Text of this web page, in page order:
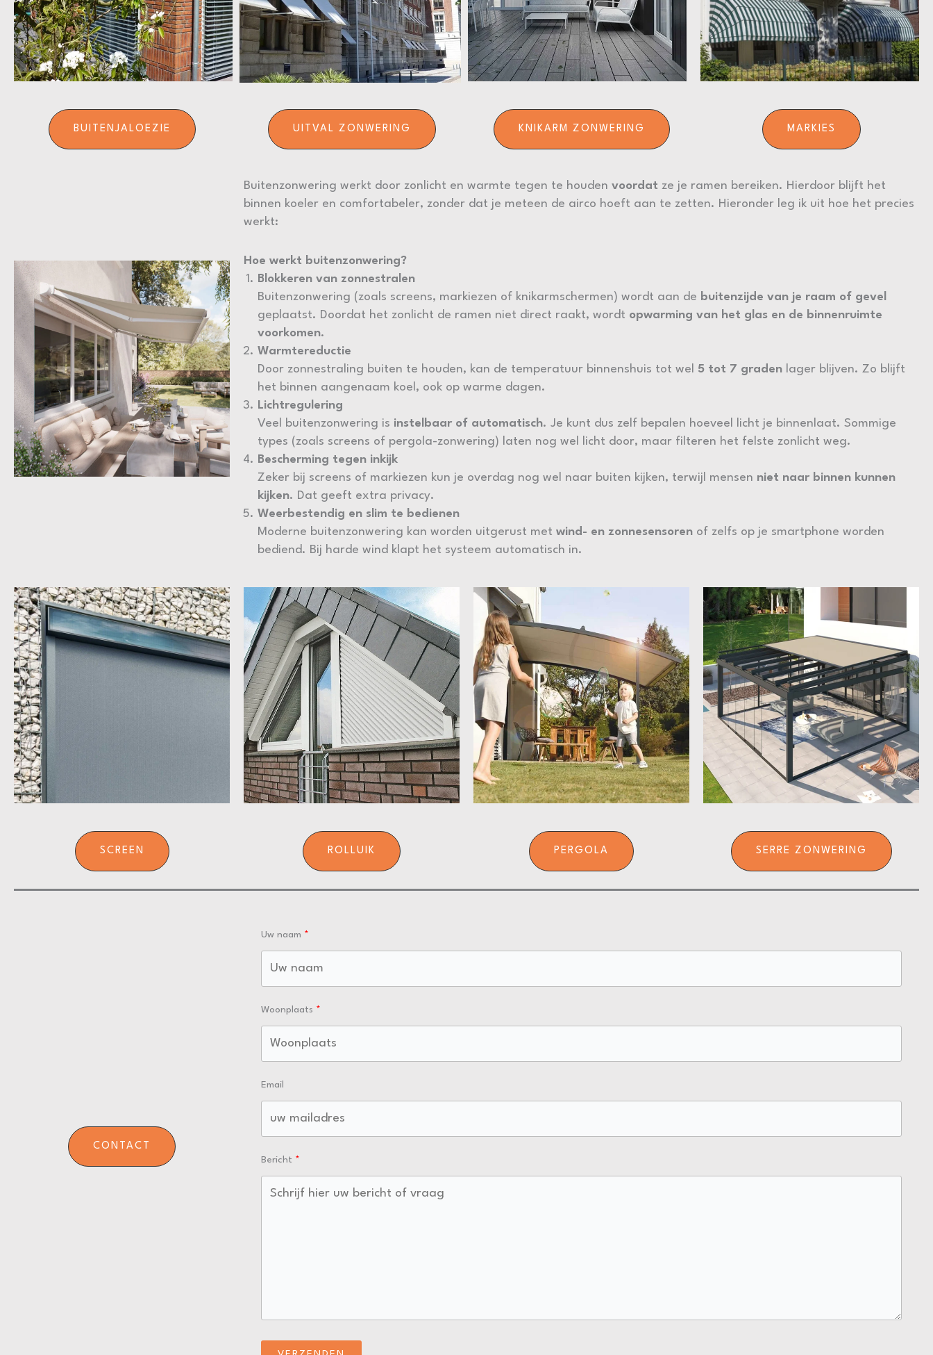
BUITENJALOEZIE UITVAL ZONWERING KNIKARM ZONWERING MARKIES
Buitenzonwering werkt door zonlicht en warmte tegen te houden voordat ze je ramen bereiken. Hierdoor blijft het
binnen koeler en comfortabeler, zonder dat je meteen de airco hoeft aan te zetten. Hieronder leg ik uit hoe het precies
werkt:
Hoe werkt buitenzonwering?
Blokkeren van zonnestralen
Buitenzonwering (zoals screens, markiezen of knikarmschermen) wordt aan de buitenzijde van je raam of gevel
geplaatst. Doordat het zonlicht de ramen niet direct raakt, wordt opwarming van het glas en de binnenruimte
voorkomen.
Warmtereductie
Door zonnestraling buiten te houden, kan de temperatuur binnenshuis tot wel 5 tot 7 graden lager blijven. Zo blijft
het binnen aangenaam koel, ook op warme dagen.
Lichtregulering
Veel buitenzonwering is instelbaar of automatisch. Je kunt dus zelf bepalen hoeveel licht je binnenlaat. Sommige
types (zoals screens of pergola-zonwering) laten nog wel licht door, maar filteren het felste zonlicht weg.
Bescherming tegen inkijk
Zeker bij screens of markiezen kun je overdag nog wel naar buiten kijken, terwijl mensen niet naar binnen kunnen
kijken. Dat geeft extra privacy.
Weerbestendig en slim te bedienen
Moderne buitenzonwering kan worden uitgerust met wind- en zonnesensoren of zelfs op je smartphone worden
bediend. Bij harde wind klapt het systeem automatisch in.
SCREEN ROLLUIK PERGOLA SERRE ZONWERING
CONTACT
Uw naam
Woonplaats
Email
Bericht